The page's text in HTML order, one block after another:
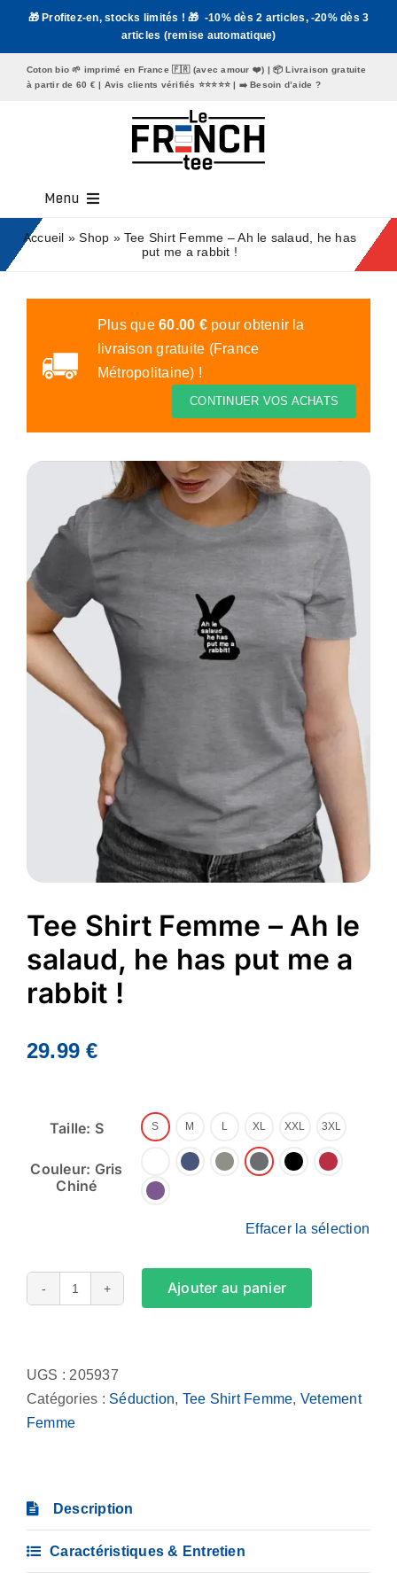
Passer🎁 Profitez-en, stocks limités ! 🎁 -10% dès 2 articles, -20% dès 3
articles (remise automatique)
Coton bio 🌱 imprimé en France 🇫🇷 (avec amour ❤️) | 📦 Livraison gratuite
à partir de 60 € | Avis clients vérifiés ⭐️⭐️⭐️⭐️⭐️ | ➡️Besoin d’aide ?
Menu
Tee Shirt Homme
Tote Bags
Mon compte
Accueil »Shop » Tee Shirt Femme – Ah le salaud, he has
put me a rabbit !
Plus que60.00 €pour obtenir la
livraison gratuite (France
Métropolitaine) !
CONTINUER VOS ACHATS
Tee Shirt Femme – Ah le
salaud, he has put me a
rabbit !
29.99€
Taille: S S M L XL XXL 3XL
Couleur: Gris
Chiné
Effacer la sélection
quantité
Shirt
Femme
-
he
Ajouter au panier
UGS : 205937
Catégories : Séduction, Tee Shirt Femme, Vetement
Femme
Description
Caractéristiques & Entretien